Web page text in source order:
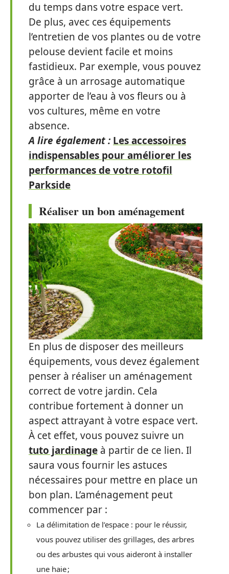
du temps dans votre espace vert.
De plus, avec ces équipements
l’entretien de vos plantes ou de votre
pelouse devient facile et moins
fastidieux. Par exemple, vous pouvez
grâce à un arrosage automatique
apporter de l’eau à vos fleurs ou à
vos cultures, même en votre
absence.
A lire également : Les accessoires
indispensables pour améliorer les
performances de votre rotofil
Parkside
Réaliser un bon aménagement
En plus de disposer des meilleurs
équipements, vous devez également
penser à réaliser un aménagement
correct de votre jardin. Cela
contribue fortement à donner un
aspect attrayant à votre espace vert.
À cet effet, vous pouvez suivre un
tuto jardinage à partir de ce lien. Il
saura vous fournir les astuces
nécessaires pour mettre en place un
bon plan. L’aménagement peut
commencer par :
La délimitation de l’espace : pour le réussir,
vous pouvez utiliser des grillages, des arbres
ou des arbustes qui vous aideront à installer
une haie ;